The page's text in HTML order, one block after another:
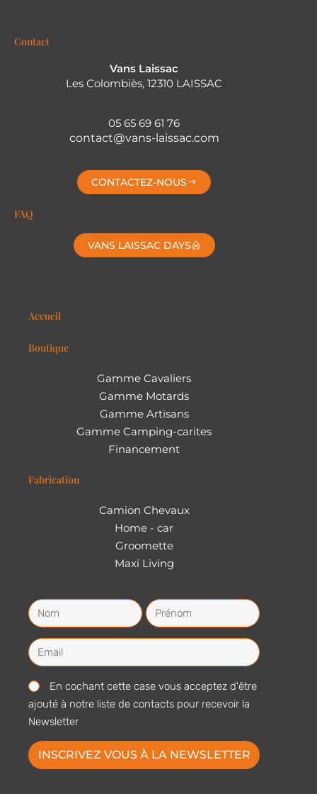
Contact
Vans Laissac
Les Colombiès, 12310 LAISSAC
05 65 69 61 76
contact@vans-laissac.com
CONTACTEZ-NOUS
FAQ
VANS LAISSAC DAYS
Accueil
Boutique
Gamme Cavaliers
Gamme Motards
Gamme Artisans
Gamme Camping-carites
Financement
Fabrication
Camion Chevaux
Home - car
Groomette
Maxi Living
En cochant cette case vous acceptez d'être
ajouté à notre liste de contacts pour recevoir la
Newsletter
INSCRIVEZ VOUS À LA NEWSLETTER